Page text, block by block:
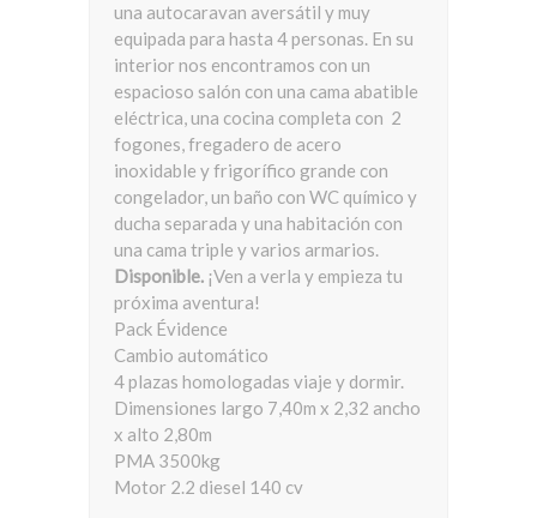
una autocaravan aversátil y muy
equipada para hasta 4 personas. En su
interior nos encontramos con un
espacioso salón con una cama abatible
eléctrica, una cocina completa con 2
fogones, fregadero de acero
inoxidable y frigorífico grande con
congelador, un baño con WC químico y
ducha separada y una habitación con
una cama triple y varios armarios.
Disponible. ¡Ven a verla y empieza tu
próxima aventura!
Pack Évidence
Cambio automático
4 plazas homologadas viaje y dormir.
Dimensiones largo 7,40m x 2,32 ancho
x alto 2,80m
PMA 3500kg
Motor 2.2 diesel 140 cv